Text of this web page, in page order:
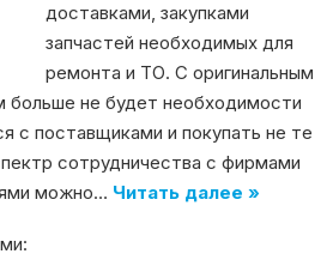
доставками, закупками
запчастей необходимых для
ремонта и ТО. С оригинальным
не будет необходимости
с поставщиками и покупать не те
сотрудничества с фирмами
можно… Читать далее »